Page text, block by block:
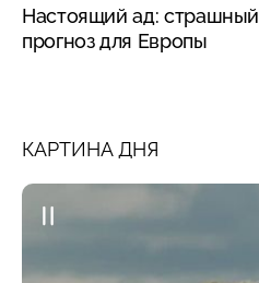
Настоящий ад: страшный
прогноз для Европы
КАРТИНА ДНЯ